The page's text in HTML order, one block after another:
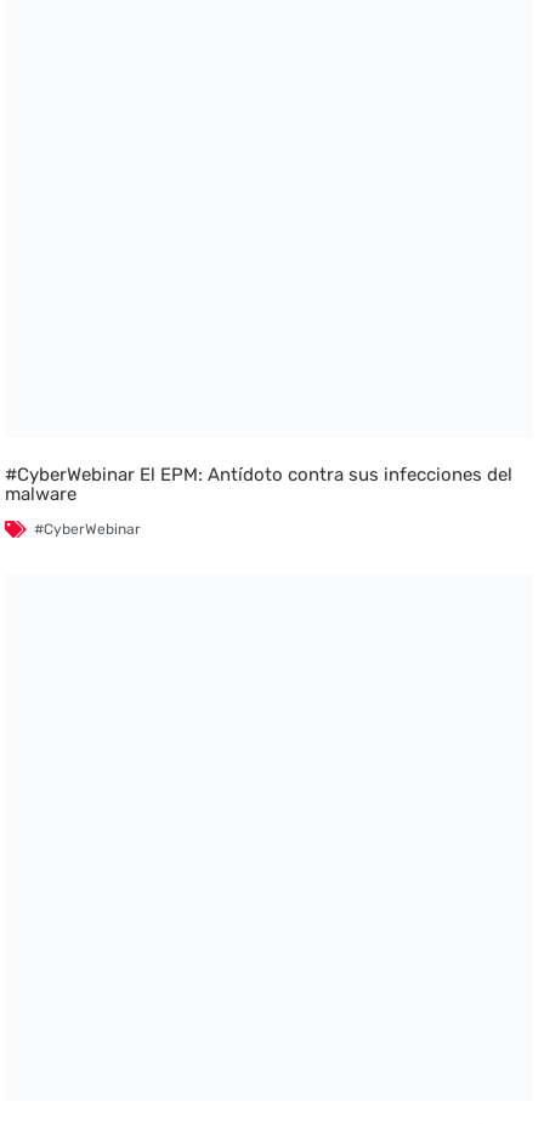
#CyberWebinar El EPM: Antídoto contra sus infecciones del
malware
#CyberWebinar